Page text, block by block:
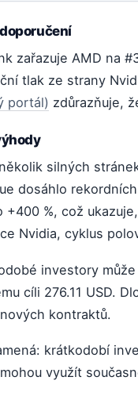
zařazuje AMD na
tlak ze strany
portál) zdůrazňuje,
silných
dosáhlo
+400 %, což
Nvidia, cyklus
investory
cíli 276.11 USD.
kontraktů.
krátkodobí
využít